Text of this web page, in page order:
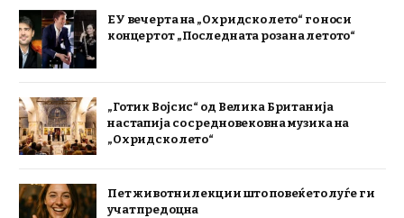
ЕУ вечерта на „Охридско лето“ го носи
концертот „Последната роза на летото“
„Готик Војсис“ од Велика Британија
настапија со средновековна музика на
„Охридско лето“
Пет животни лекции што повеќето луѓе ги
учат предоцна